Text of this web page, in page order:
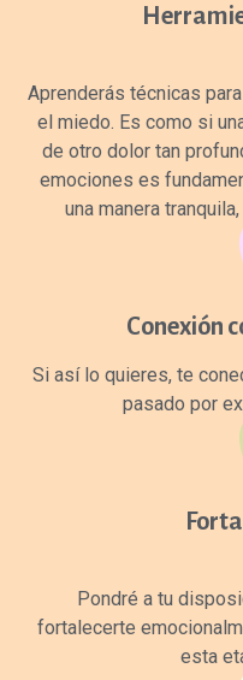
Aprenderás técnicas
el miedo. Es como si
de otro dolor tan
emociones es
una manera
Conexión
Si así lo quieres, te
pasado por
Pondré a tu
fortalecerte
esta